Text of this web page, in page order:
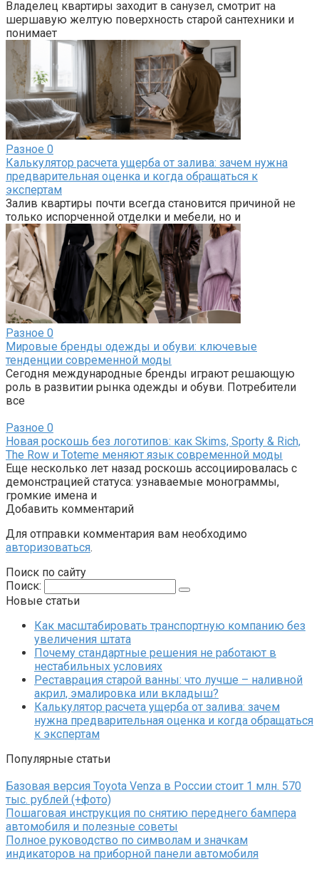
Владелец квартиры заходит в санузел, смотрит на
шершавую желтую поверхность старой сантехники и
понимает
Разное 0
Калькулятор расчета ущерба от залива: зачем нужна
предварительная оценка и когда обращаться к
экспертам
Залив квартиры почти всегда становится причиной не
только испорченной отделки и мебели, но и
Разное 0
Мировые бренды одежды и обуви: ключевые
тенденции современной моды
Сегодня международные бренды играют решающую
роль в развитии рынка одежды и обуви. Потребители
все
Разное 0
Новая роскошь без логотипов: как Skims, Sporty & Rich,
The Row и Toteme меняют язык современной моды
Еще несколько лет назад роскошь ассоциировалась с
демонстрацией статуса: узнаваемые монограммы,
громкие имена и
Добавить комментарий
Для отправки комментария вам необходимо
авторизоваться.
Поиск по сайту
Поиск:
Новые статьи
Как масштабировать транспортную компанию без
увеличения штата
Почему стандартные решения не работают в
нестабильных условиях
Реставрация старой ванны: что лучше – наливной
акрил, эмалировка или вкладыш?
Калькулятор расчета ущерба от залива: зачем
нужна предварительная оценка и когда обращаться
к экспертам
Популярные статьи
Базовая версия Toyota Venza в России стоит 1 млн. 570
тыс. рублей (+фото)
Пошаговая инструкция по снятию переднего бампера
автомобиля и полезные советы
Полное руководство по символам и значкам
индикаторов на приборной панели автомобиля